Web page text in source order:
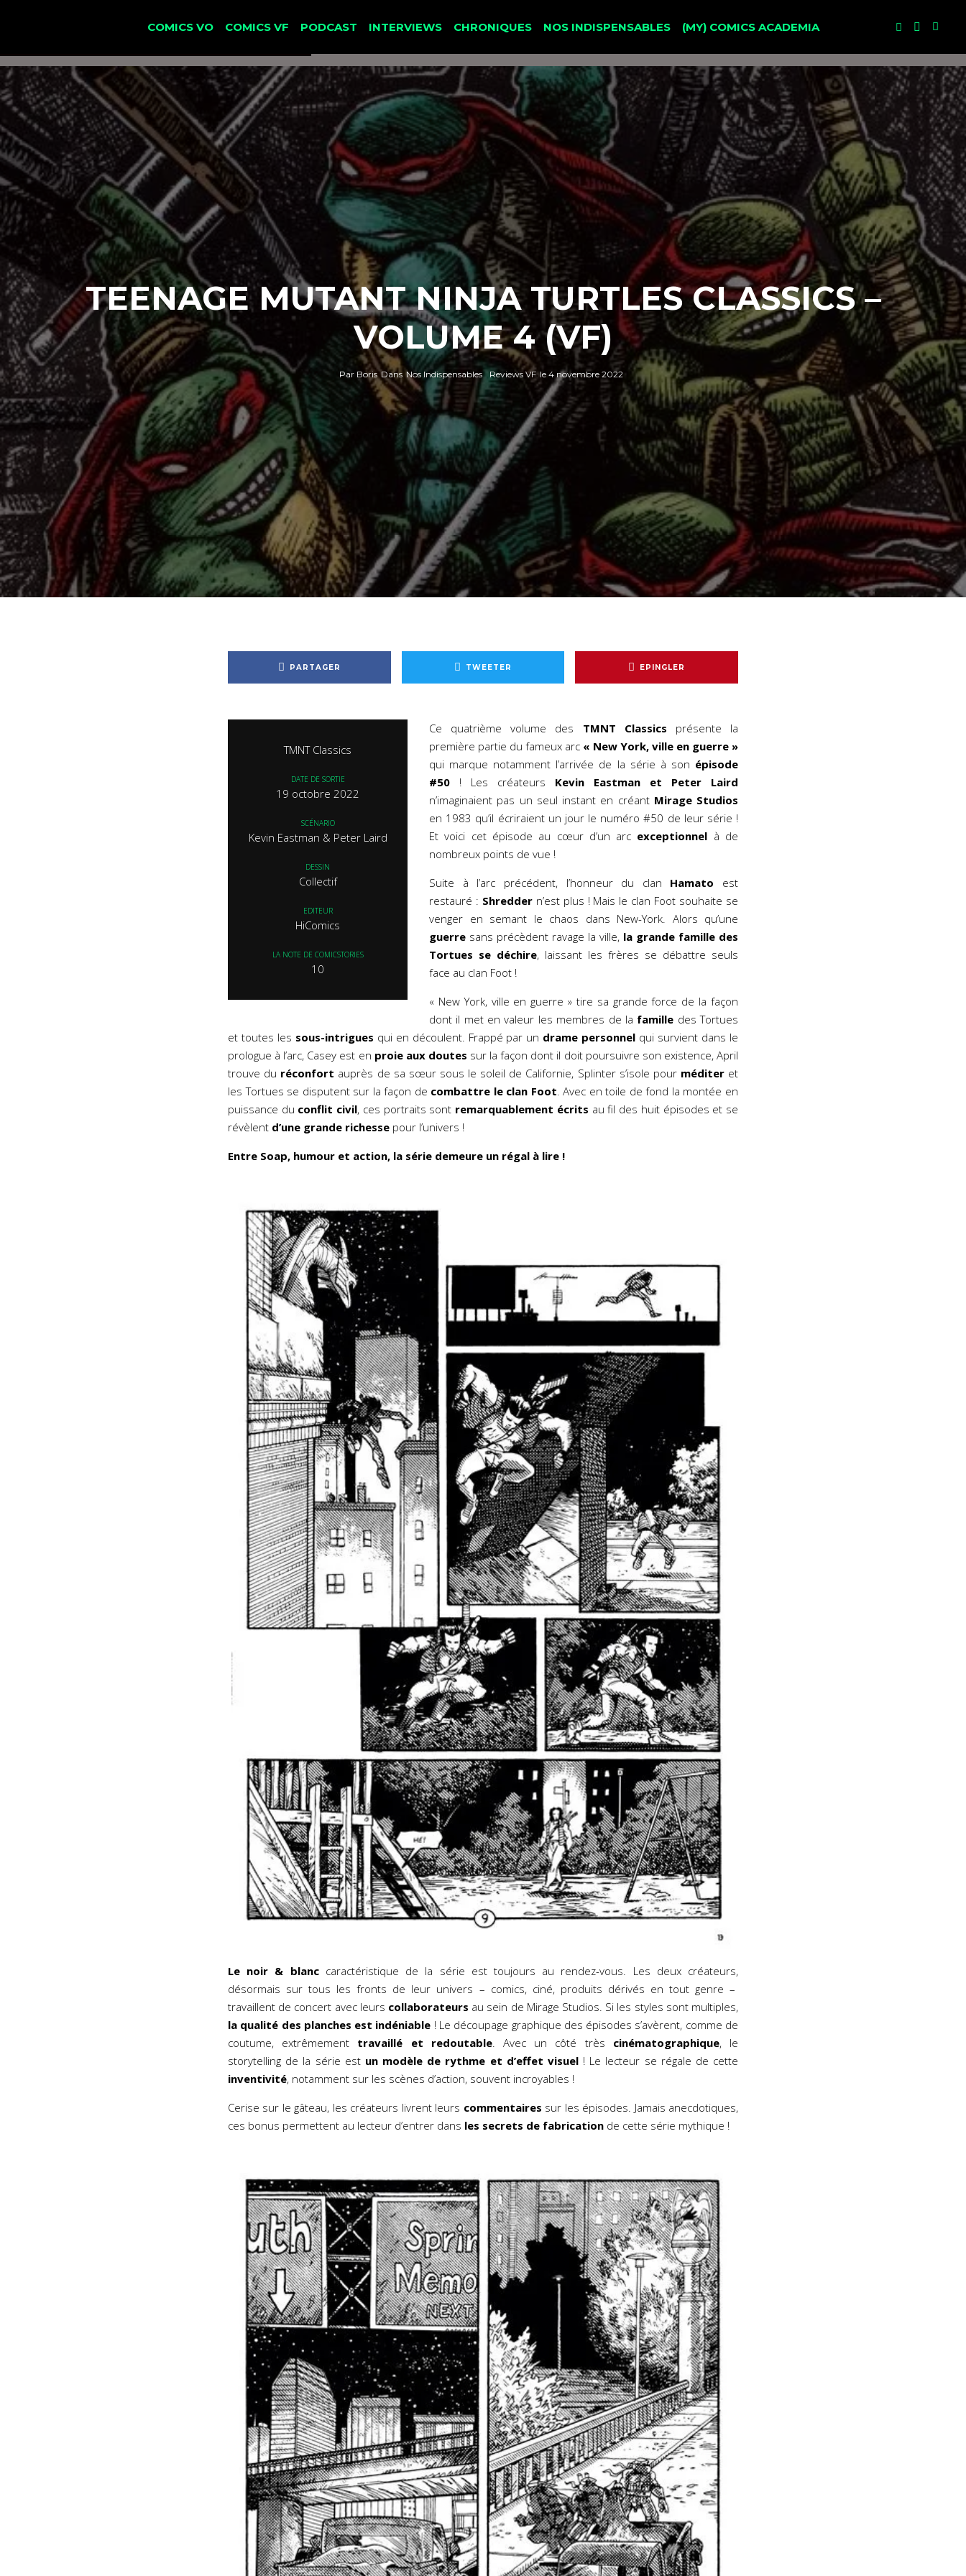
COMICS VO COMICS VF PODCAST INTERVIEWS CHRONIQUES NOS INDISPENSABLES (MY) COMICS ACADEMIA
TEENAGE MUTANT NINJA TURTLES CLASSICS –
VOLUME 4 (VF)
Par Boris Dans Nos Indispensables Reviews VF le 4 novembre 2022
PARTAGER TWEETER EPINGLER
TMNT Classics
DATE DE SORTIE
19 octobre 2022
SCÉNARIO
Kevin Eastman & Peter Laird
DESSIN
Collectif
EDITEUR
HiComics
LA NOTE DE COMICSTORIES
10
Ce quatrième volume des TMNT Classics présente la
première partie du fameux arc « New York, ville en guerre »
qui marque notamment l’arrivée de la série à son épisode
#50 ! Les créateurs Kevin Eastman et Peter Laird
n’imaginaient pas un seul instant en créant Mirage Studios
en 1983 qu’il écriraient un jour le numéro #50 de leur série !
Et voici cet épisode au cœur d’un arc exceptionnel à de
nombreux points de vue !
Suite à l’arc précédent, l’honneur du clan Hamato est
restauré : Shreddern’est plus ! Mais le clan Foot souhaite se
venger en semant le chaos dans New-York. Alors qu’une
guerre sans précèdent ravage la ville, la grande famille des
Tortues se déchire, laissant les frères se débattre seuls
face au clan Foot !
« New York, ville en guerre » tire sa grande force de la façon
dont il met en valeur les membres de la famille des Tortues
et toutes les sous-intrigues qui en découlent. Frappé par un drame personnel qui survient dans le
prologue à l’arc, Casey est en proie aux doutes sur la façon dont il doit poursuivre son existence, April
trouve du réconfort auprès de sa sœur sous le soleil de Californie, Splinter s’isole pour méditeret
les Tortues se disputent sur la façon de combattre le clan Foot. Avec en toile de fond la montée en
puissance du conflit civil, ces portraits sont remarquablement écrits au fil des huit épisodes et se
révèlent d’une grande richesse pour l’univers !
Entre Soap, humour et action, la série demeure un régal à lire !
Le noir & blanccaractéristique de la série est toujours au rendez-vous. Les deux créateurs,
désormais sur tous les fronts de leur univers – comics, ciné, produits dérivés en tout genre –
travaillent de concert avec leurs collaborateurs au sein de Mirage Studios. Si les styles sont multiples,
la qualité des planches est indéniable ! Le découpage graphique des épisodes s’avèrent, comme de
coutume, extrêmement travaillé et redoutable. Avec un côté très cinématographique, le
storytelling de la série est un modèle de rythme et d’effet visuel! Le lecteur se régale de cette
inventivité, notamment sur les scènes d’action, souvent incroyables !
Cerise sur le gâteau, les créateurs livrent leurs commentaires sur les épisodes. Jamais anecdotiques,
ces bonus permettent au lecteur d’entrer dans les secrets de fabrication de cette série mythique !